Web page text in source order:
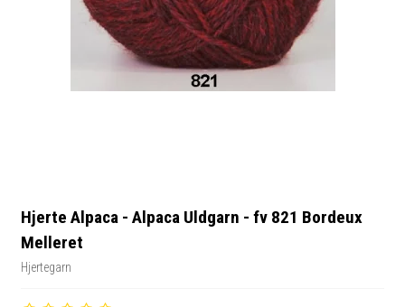
Hjerte Alpaca - Alpaca Uldgarn - fv 821 Bordeux
Melleret
Hjertegarn